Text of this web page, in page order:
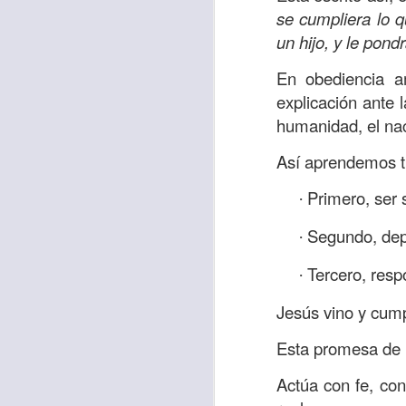
se cumpliera lo
un hijo, y le
En obediencia
explicación ante
humanidad, el
Así aprendemos
· Primero, ser
· Segundo,
· Tercero,
Jesús vino y
Esta promesa
Actúa con fe,
Amar es mucho
permanecer, de
seres amados,
vida, porque en
para siempre.
Es tiempo de
vida. En otras
por eso decido
sincero, real.
nombre de
Versículo:“El
(RVR1960)